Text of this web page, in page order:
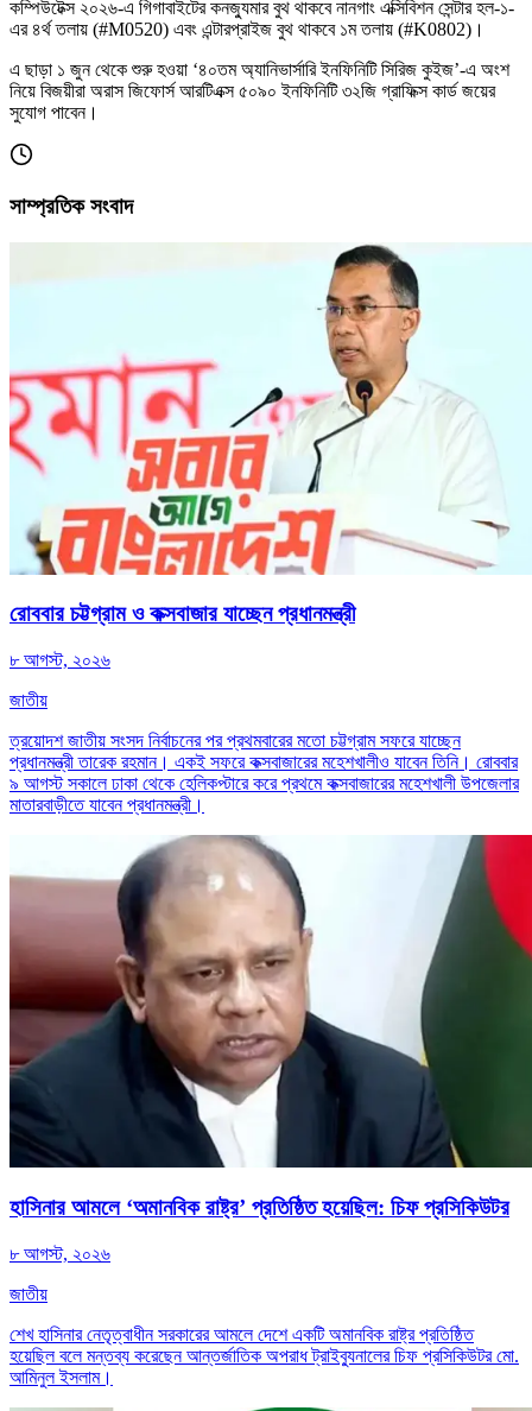
কম্পিউটেক্স ২০২৬-এ গিগাবাইটের কনজ্যুমার বুথ থাকবে নানগাং এক্সিবিশন সেন্টার হল-১-
এর ৪র্থ তলায় (#M0520) এবং এন্টারপ্রাইজ বুথ থাকবে ১ম তলায় (#K0802)।
এ ছাড়া ১ জুন থেকে শুরু হওয়া ‘৪০তম অ্যানিভার্সারি ইনফিনিটি সিরিজ কুইজ’-এ অংশ
নিয়ে বিজয়ীরা অরাস জিফোর্স আরটিএক্স ৫০৯০ ইনফিনিটি ৩২জি গ্রাফিক্স কার্ড জয়ের
সুযোগ পাবেন।
সাম্প্রতিক সংবাদ
রোববার চট্টগ্রাম ও কক্সবাজার যাচ্ছেন প্রধানমন্ত্রী
৮ আগস্ট, ২০২৬
জাতীয়
ত্রয়োদশ জাতীয় সংসদ নির্বাচনের পর প্রথমবারের মতো চট্টগ্রাম সফরে যাচ্ছেন
প্রধানমন্ত্রী তারেক রহমান। একই সফরে কক্সবাজারের মহেশখালীও যাবেন তিনি। রোববার
৯ আগস্ট সকালে ঢাকা থেকে হেলিকপ্টারে করে প্রথমে কক্সবাজারের মহেশখালী উপজেলার
মাতারবাড়ীতে যাবেন প্রধানমন্ত্রী।
হাসিনার আমলে ‘অমানবিক রাষ্ট্র’ প্রতিষ্ঠিত হয়েছিল: চিফ প্রসিকিউটর
৮ আগস্ট, ২০২৬
জাতীয়
শেখ হাসিনার নেতৃত্বাধীন সরকারের আমলে দেশে একটি অমানবিক রাষ্ট্র প্রতিষ্ঠিত
হয়েছিল বলে মন্তব্য করেছেন আন্তর্জাতিক অপরাধ ট্রাইব্যুনালের চিফ প্রসিকিউটর মো.
আমিনুল ইসলাম।